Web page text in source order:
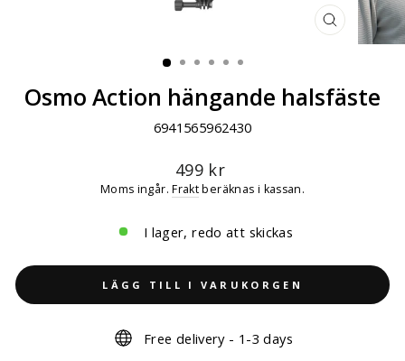
STÄNG
(ESC)
Osmo Action hängande halsfäste
6941565962430
Ordinarie
pris
499 kr
Moms ingår.Fraktberäknas i kassan.
I lager, redo att skickas
LÄGG TILL I VARUKORGEN
Free delivery - 1-3 days